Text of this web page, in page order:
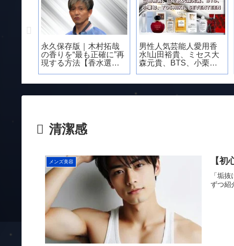
アランドロン サムライ
ダズルの口コミや評判
は?効果はある?
【失敗しない】エルメ
ス［Hermès］メンズ香
水人気8選！女性ウケ・
清潔感
メンズ美容 【
「垢
ずつ紹